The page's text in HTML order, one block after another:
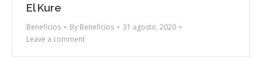
El Kure
Beneficios By Beneficios
31 agosto, 2020
Leave a comment